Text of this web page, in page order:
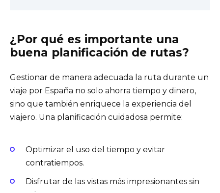
¿Por qué es importante una
buena planificación de rutas?
Gestionar de manera adecuada la ruta durante un
viaje por España no solo ahorra tiempo y dinero,
sino que también enriquece la experiencia del
viajero. Una planificación cuidadosa permite:
Optimizar el uso del tiempo y evitar
contratiempos.
Disfrutar de las vistas más impresionantes sin